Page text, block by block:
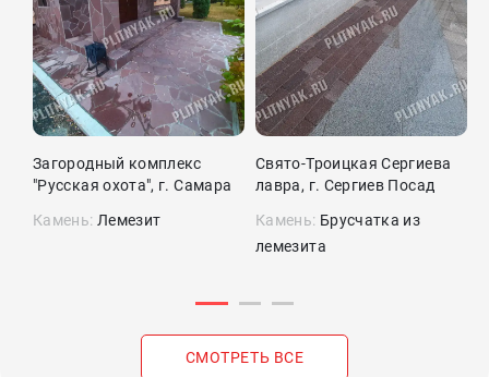
Загородный комплекс
"Русская охота", г. Самара
Камень: Лемезит
Свято-Троицкая Сергиева
лавра, г. Сергиев Посад
Камень: Брусчатка из
лемезита
СМОТРЕТЬ ВСЕ